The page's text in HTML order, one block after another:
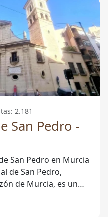
2.181
San Pedro -
San Pedro en Murcia
de San Pedro,
de Murcia, es un